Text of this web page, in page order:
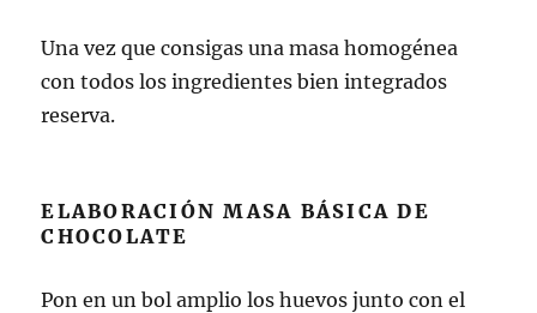
Una vez que consigas una masa homogénea
con todos los ingredientes bien integrados
reserva.
ELABORACIÓN MASA BÁSICA DE
CHOCOLATE
Pon en un bol amplio los huevos junto con el